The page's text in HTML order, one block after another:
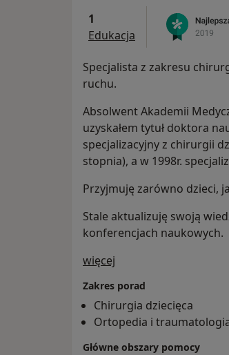
1
Edukacja
Specjalista z zakresu
ruchu.
Absolwent Akademii
uzyskałem tytuł doktora
specjalizacyjny z chirurgii
stopnia), a w 1998r.
Przyjmuję zarówno dzieci,
Stale aktualizuję swoją
konferencjach naukowych.
więcej
Zakres porad
Chirurgia dziecięca
Ortopedia i
Główne obszary pomocy